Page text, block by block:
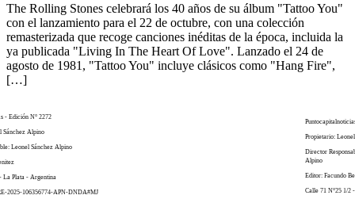
The Rolling Stones celebrará los 40 años de su álbum "Tattoo You"
con el lanzamiento para el 22 de octubre, con una colección
remasterizada que recoge canciones inéditas de la época, incluida la
ya publicada "Living In The Heart Of Love". Lanzado el 24 de
agosto de 1981, "Tattoo You" incluye clásicos como "Hang Fire",
[…]
- Edición N° 2272
Sánchez Alpino
Leonel Sánchez Alpino
La Plata - Argentina
2025-106356774-APN-DNDA#MJ
Propietario:
Director
Alpino
Editor: Facundo
Calle 71 N°25 1/2